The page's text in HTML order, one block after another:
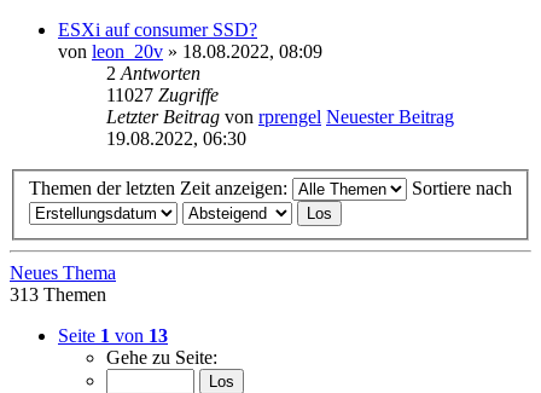
ESXi auf consumer SSD?
von leon_20v » 18.08.2022, 08:09
2 Antworten
11027 Zugriffe
Letzter Beitrag von rprengel Neuester Beitrag
19.08.2022, 06:30
Themen der letzten Zeit anzeigen: Sortiere nach
Neues Thema
313 Themen
Seite 1 von 13
Gehe zu Seite: